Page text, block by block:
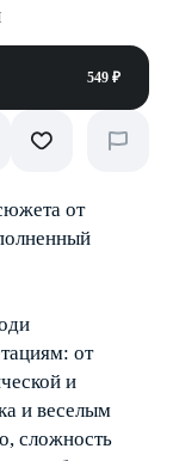
549 ₽
от
от
и
и веселым
сложность